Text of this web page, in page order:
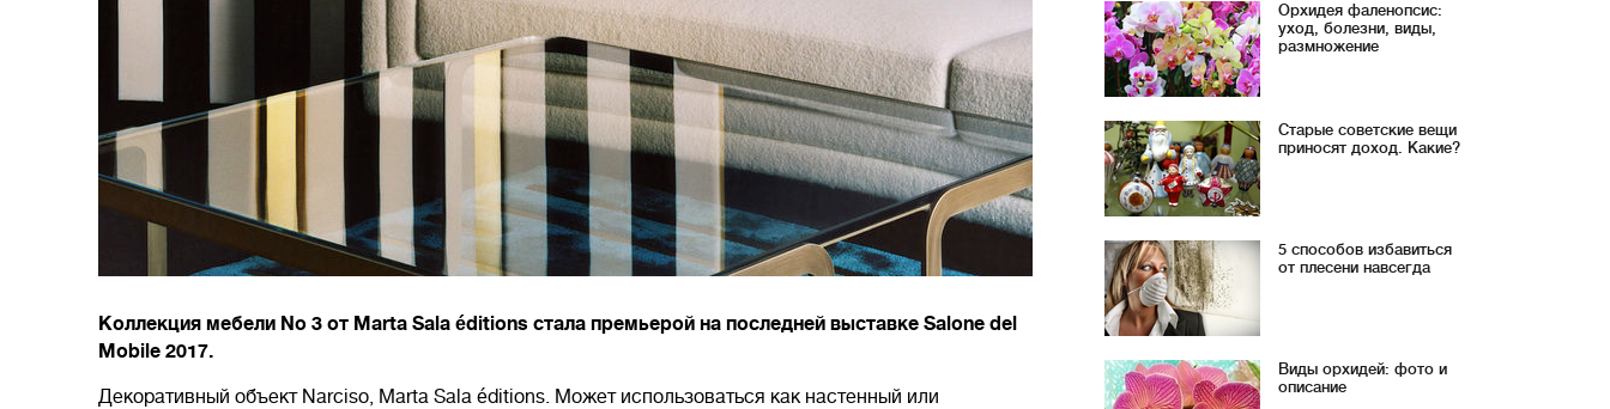
Коллекция мебели No 3 от Marta Sala éditions стала премьерой на последней выставке Salone del
Mobile 2017.
Декоративный объект Narciso, Marta Sala éditions. Может использоваться как настенный или
Орхидея фаленопсис:
уход, болезни, виды,
размножение
Старые советские вещи
приносят доход. Какие?
5 способов избавиться
от плесени навсегда
Виды орхидей: фото и
описание